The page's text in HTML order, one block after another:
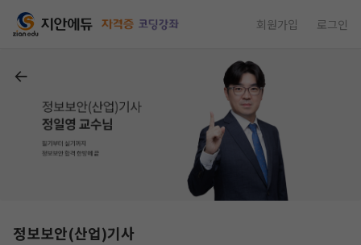
회원가입 로그인
정보보안(산업)기사